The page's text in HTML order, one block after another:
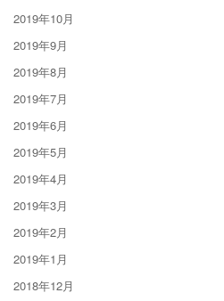
2019年10月
2019年9月
2019年8月
2019年7月
2019年6月
2019年5月
2019年4月
2019年3月
2019年2月
2019年1月
2018年12月